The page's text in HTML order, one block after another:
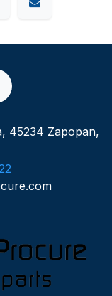
45234 Zapopan,